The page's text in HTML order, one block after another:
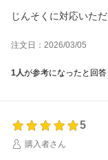
じんそくに対応いた
注文日：2026/03/05
1人が参考になったと回答
5
購入者さん